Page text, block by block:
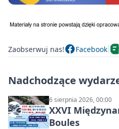
Zaobserwuj nas! Facebook
Nadchodzące
6 sierpnia 2026, 00:00
XXVI
Boules